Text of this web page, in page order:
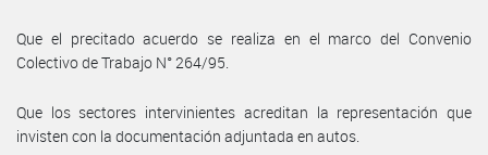
Que el precitado acuerdo se realiza en el marco del Convenio
Colectivo de Trabajo N° 264/95.
Que los sectores intervinientes acreditan la representación que
invisten con la documentación adjuntada en autos.